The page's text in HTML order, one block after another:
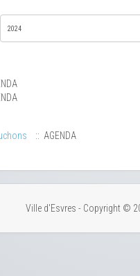
:: AGENDA
Ville d'Esvres - Copyright ©